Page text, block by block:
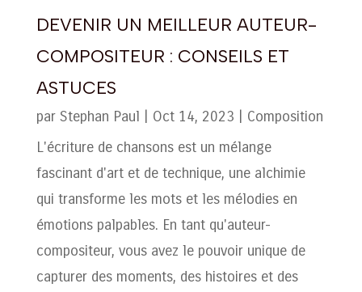
DEVENIR UN MEILLEUR AUTEUR-
COMPOSITEUR : CONSEILS ET
ASTUCES
par Stephan Paul | Oct 14, 2023 | Composition
L'écriture de chansons est un mélange
fascinant d'art et de technique, une alchimie
qui transforme les mots et les mélodies en
émotions palpables. En tant qu'auteur-
compositeur, vous avez le pouvoir unique de
capturer des moments, des histoires et des